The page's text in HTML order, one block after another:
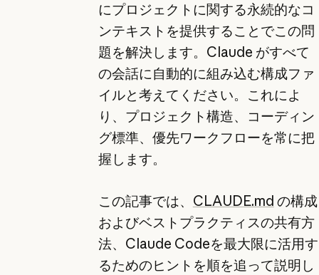
にプロジェクトに関する永続的なコ
ンテキストを提供することでこの問
題を解決します。Claude がすべて
の会話に自動的に組み込む構成ファ
イルと考えてください。これによ
り、プロジェクト構造、コーディン
グ標準、優先ワークフローを常に把
握します。
この記事では、 CLAUDE.md の構成
およびベストプラクティスの共有方
法、Claude Codeを最大限に活用す
るためのヒントを順を追って説明し